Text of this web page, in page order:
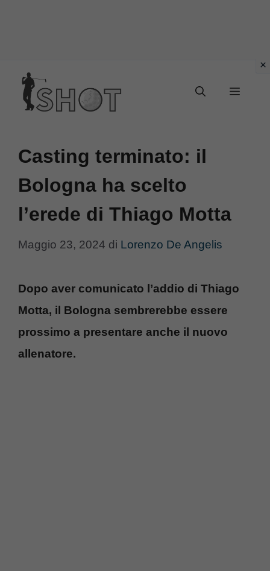
contenuto
Menu
Casting terminato: il
Bologna ha scelto
l’erede di Thiago Motta
Maggio 23, 2024 di Lorenzo De Angelis
Dopo aver comunicato l’addio di Thiago
Motta, il Bologna sembrerebbe essere
prossimo a presentare anche il nuovo
allenatore.